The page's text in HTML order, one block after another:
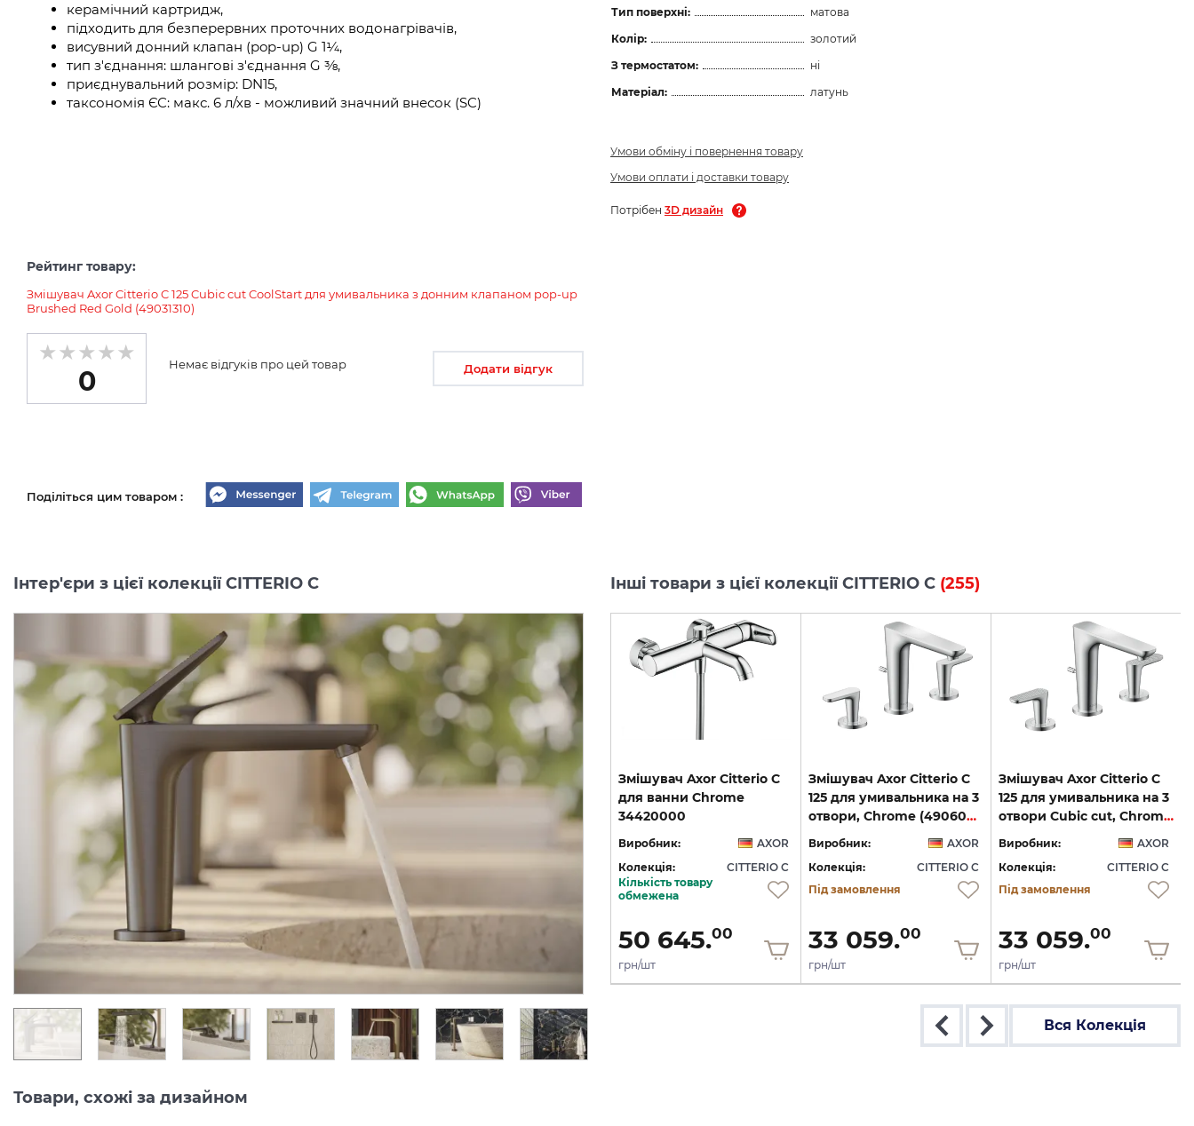
керамічний картридж,
підходить для безперервних проточних водонагрівачів,
висувний донний клапан (pop-up) G 1¼,
тип з'єднання: шлангові з'єднання G ⅜,
приєднувальний розмір: DN15,
таксономія ЄС: макс. 6 л/хв - можливий значний внесок (SC)
Тип поверхні:
матова
Колір:
золотий
З термостатом:
ні
Матеріал:
латунь
Умови обміну і повернення товару
Умови оплати і доставки товару
Потрібен 3D дизайн
Рейтинг товару:
Змішувач Axor Citterio C 125 Cubic cut CoolStart для умивальника з донним клапаном pop-up
Brushed Red Gold (49031310)
0
Немає відгуків про цей товар Додати відгук
Поділіться цим товаром :
Інтер'єри з цієї колекції CITTERIO C Інші товари з цієї колекції CITTERIO C (255)
Змішувач Axor Citterio C
125 CoolStart для
AXOR
Колекція:
CITTERIO C
Під замовлення
24 289.00
Змішувач Axor Citterio C
125 CoolStart для
Виробник:
Колекція:
CITTERIO C
Під замовлення
34 007.
грн/шт
Змішувач Axor Citterio C
125 CoolStart для
Колекція:
36 436.
Змішувач Axor Citterio C
для ванни Chrome
34420000
Виробник:
AXOR
Колекція:
CITTERIO C
Кількість товару
обмежена
50 645.00
грн/шт
Змішувач Axor Citterio C
125 для умивальника на 3
отвори, Chrome (49060000)
Виробник:
AXOR
Колекція:
CITTERIO C
Під замовлення
33 059.00
грн/шт
Змішувач Axor Citterio C
125 для умивальника на 3
отвори Cubic cut, Chrome (49061000)
Виробник:
AXOR
Колекція:
CITTERIO C
Під замовлення
33 059.00
грн/шт
Вся Колекція
Товари, схожі за дизайном